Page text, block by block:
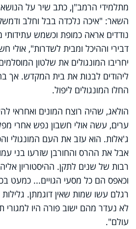
מתלמידי הרמב"ן, כתב שיר על הנושא,
השאר: "איכה נלכדה בבל וחלב ודמשק
נודדים אראה כמופת וכשמש עתידותי
דבירי וההיכל ומבית לשדרות", אולי
יחריבו המונגולים את שלטון
ליהודים לבנות את בית המקדש. אך
החלו המונגולים ליפול.
הולאג, שהיה רוצח המונים ואחראי
ערים, עשה אולי חשבון נפש אחרי
ג'אלות. הוא עזב את העם המונגולי
אבל את ההרס והחורבן שזרעו בני
רבות של שנים לתקן. ההיסטוריון
וכאפס הם כל מסעי הגויים... כמעט
רגלם עשו שמות שאין דוגמתן.
לא נעדר מהם ישוב פורה היו למגורי
עולם".